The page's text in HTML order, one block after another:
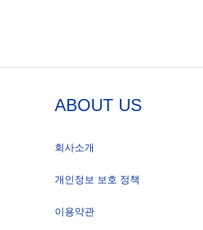
ABOUT US
회사소개
개인정보 보호 정책
이용약관